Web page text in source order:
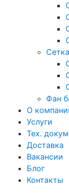
Фан
О
Услуги
Тех.
Доставка
Вакансии
Блог
Контакты